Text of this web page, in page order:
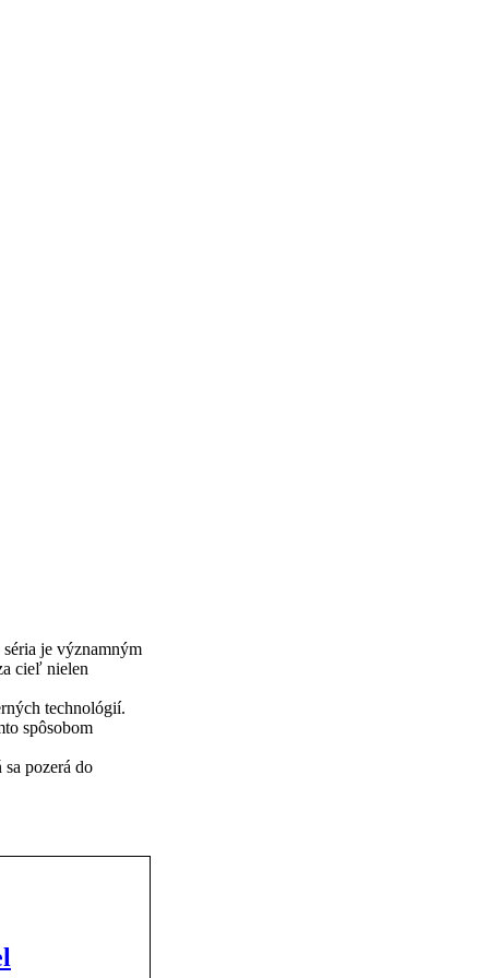
je významným
cieľ nielen
technológií.
spôsobom
pozerá do